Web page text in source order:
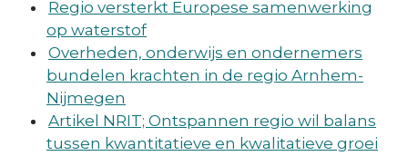
Regio versterkt Europese samenwerking
op waterstof
Overheden, onderwijs en ondernemers
bundelen krachten in de regio Arnhem-
Nijmegen
Artikel NRIT; Ontspannen regio wil balans
tussen kwantitatieve en kwalitatieve groei